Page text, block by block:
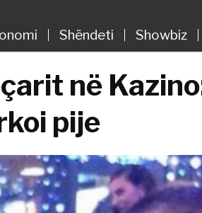
Shëndeti Showbiz
në
pije